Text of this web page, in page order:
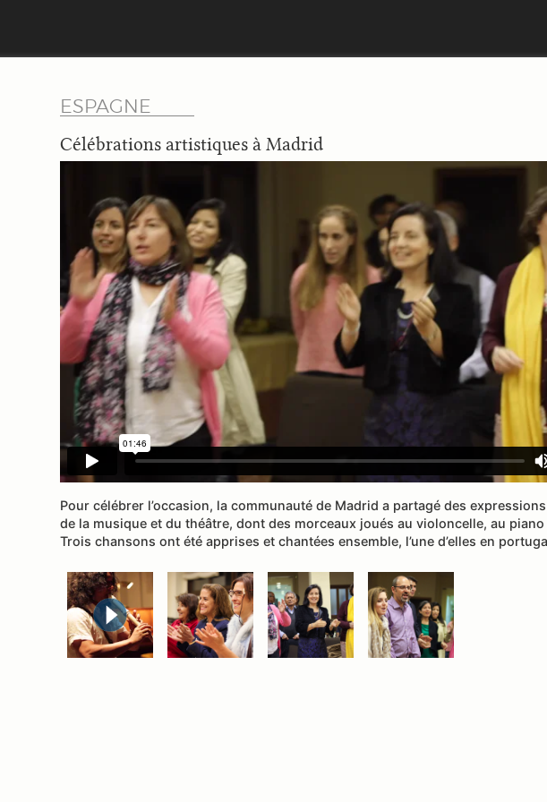
ESPAGNE
Célébrations artistiques à Madrid
Pour célébrer l’occasion, la communauté de Madrid a partagé des
de la musique et du théâtre, dont des morceaux joués au violoncelle, au
Trois chansons ont été apprises et chantées ensemble, l’une d’elles en